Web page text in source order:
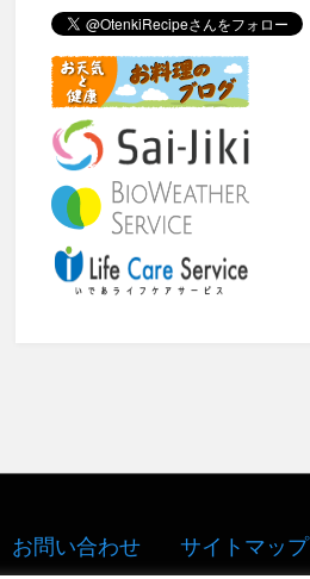
b
o
o
k
a
お問い合わせ
サイトマップ